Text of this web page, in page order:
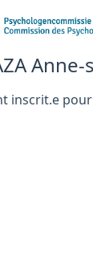
inscrit.e pour